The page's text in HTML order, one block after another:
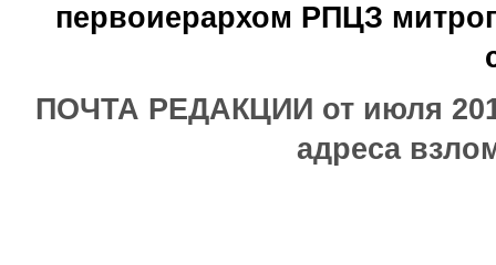
первоиерархом РПЦЗ
ПОЧТА РЕДАКЦИИ от июля
адреса